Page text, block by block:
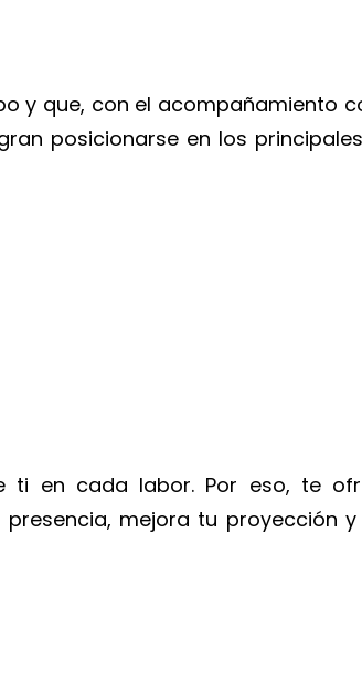
y que, con el acompañamiento
posicionarse en los
ti en cada labor. Por eso, te
mejora tu proyección